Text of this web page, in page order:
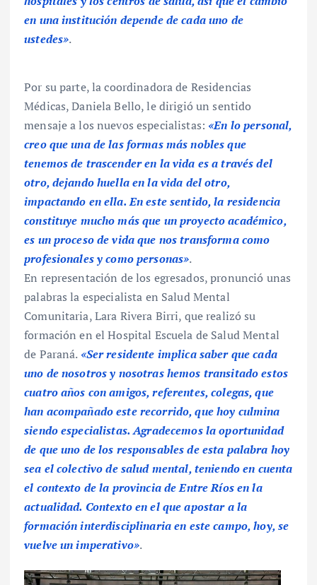
en una institución depende de cada uno de
ustedes».
Por su parte, la coordinadora de Residencias
Médicas, Daniela Bello, le dirigió un sentido
mensaje a los nuevos especialistas:«En lo personal,
creo que una de las formas más nobles que
tenemos de trascender en la vida es a través del
otro, dejando huella en la vida del otro,
impactando en ella. En este sentido, la residencia
constituye mucho más que un proyecto académico,
es un proceso de vida que nos transforma como
profesionales y como personas».
En representación de los egresados, pronunció unas
palabras la especialista en Salud Mental
Comunitaria, Lara Rivera Birri, que realizó su
formación en el Hospital Escuela de Salud Mental
de Paraná.«Ser residente implica saber que cada
uno de nosotros y nosotras hemos transitado estos
cuatro años con amigos, referentes, colegas, que
han acompañado este recorrido, que hoy culmina
siendo especialistas. Agradecemos la oportunidad
de que uno de los responsables de esta palabra hoy
sea el colectivo de salud mental, teniendo en cuenta
el contexto de la provincia de Entre Ríos en la
actualidad. Contexto en el que apostar a la
formación interdisciplinaria en este campo, hoy, se
vuelve un imperativo».